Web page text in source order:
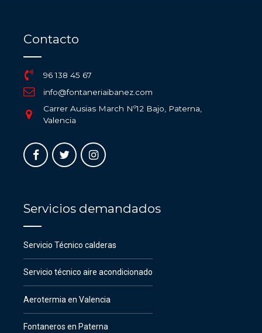
Contacto
96 138 45 67
info@fontaneriaibanez.com
Carrer Ausias March Nº12 Bajo, Paterna,
Valencia
Servicios demandados
Servicio Técnico calderas
Servicio técnico aire acondicionado
Aerotermia en Valencia
Fontaneros en Paterna